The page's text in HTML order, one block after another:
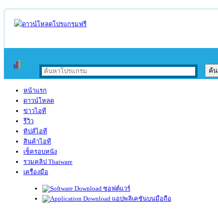
หน้าแรก
ดาวน์โหลด
ข่าวไอที
รีวิว
ทิปส์ไอที
สินค้าไอที
เช็ครอบหนัง
รวมคลิป Thaiware
เครื่องมือ
ซอฟต์แวร์
แอปพลิเคชันบนมือถือ